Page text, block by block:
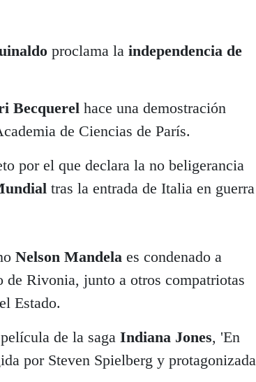
proclama la independencia de
Becquerel hace una demostración
de Ciencias de París.
por el que declara la no beligerancia
tras la entrada de Italia en guerra
Nelson Mandela es condenado a
de Rivonia, junto a otros compatriotas
Estado.
de la saga Indiana Jones, 'En
por Steven Spielberg y protagonizada